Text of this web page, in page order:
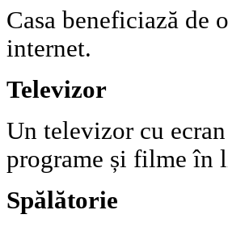
Casa beneficiază de
internet.
Televizor
Un televizor cu
programe și filme în
Spălătorie